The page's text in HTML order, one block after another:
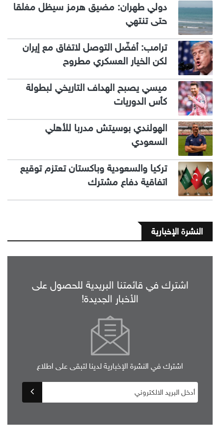
دولي طهران: مضيق هرمز سيظل مغلقا
حتى تنتهي
ترامب: أفضّل التوصل لاتفاق مع إيران
لكن الخيار العسكري مطروح
ميسي يصبح الهداف التاريخي لبطولة
كأس الدوريات
الهولندي بوسيتش مدربا للأهلي
السعودي
تركيا والسعودية وباكستان تعتزم توقيع
اتفاقية دفاع مشترك
النشرة الإخبارية
اشترك في قائمتنا البريدية للحصول على
الأخبار الجديدة!
اشترك في النشرة الإخبارية لدينا لتبقى على اطلاع